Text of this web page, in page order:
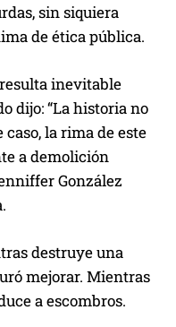
sin siquiera
de ética pública.
inevitable
dijo: “La historia no
caso, la rima de este
a demolición
González
destruye una
mejorar. Mientras
a escombros.